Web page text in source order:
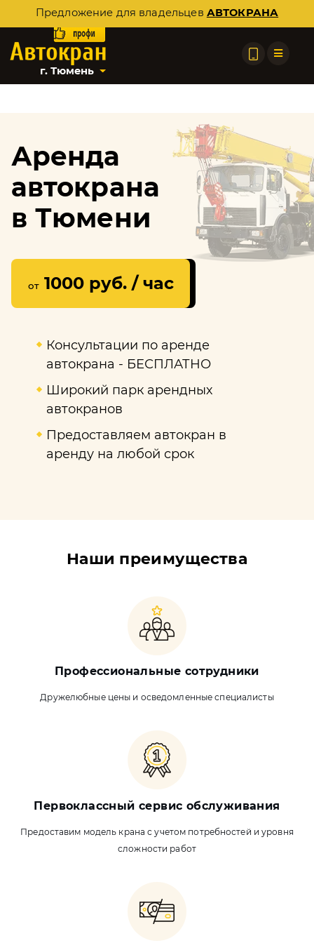
Предложение для владельцев АВТОКРАНА
г. Тюмень
Аренда
автокрана
в Тюмени
от1000 руб. / час
Консультации по аренде
автокрана - БЕСПЛАТНО
Широкий парк арендных
автокранов
Предоставляем автокран в
аренду на любой срок
Наши преимущества
Профессиональные сотрудники
Дружелюбные цены и осведомленные специалисты
Первоклассный сервис обслуживания
Предоставим модель крана с учетом потребностей и уровня
сложности работ